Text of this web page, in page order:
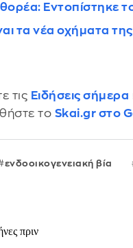
Εντοπίστηκε
τα νέα οχήματα
τις Ειδήσεις σήμερα
το Skai.gr στο
ενδοοικογενειακή βία